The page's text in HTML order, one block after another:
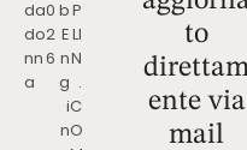
da
do
nn
a
0
2
6
b
E
n
g
i
n
P
LI
N
.
C
O
to
ente via
mail